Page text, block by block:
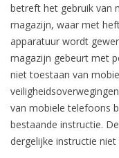
betreft het gebruik van
magazijn, waar met
apparatuur wordt
magazijn gebeurt met
niet toestaan van
van mobiele telefoons
bestaande instructie.
dergelijke instructie